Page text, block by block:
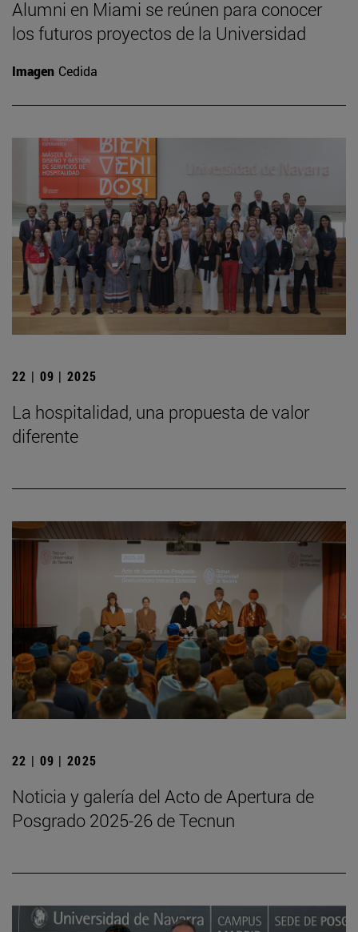
Alumni en Miami se reúnen para conocer
los futuros proyectos de la Universidad
Imagen Cedida
22 | 09 | 2025
La hospitalidad, una propuesta de valor
diferente
22 | 09 | 2025
Noticia y galería del Acto de Apertura de
Posgrado 2025-26 de Tecnun